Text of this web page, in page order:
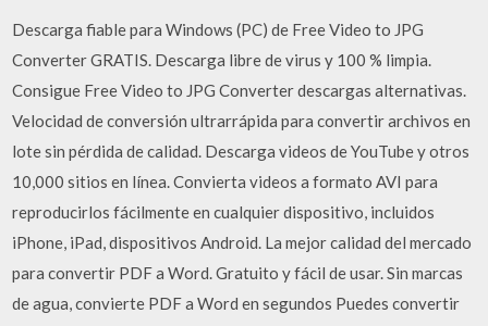
Descarga fiable para Windows (PC) de Free Video to JPG
Converter GRATIS. Descarga libre de virus y 100 % limpia.
Consigue Free Video to JPG Converter descargas alternativas.
Velocidad de conversión ultrarrápida para convertir archivos en
lote sin pérdida de calidad. Descarga videos de YouTube y otros
10,000 sitios en línea. Convierta videos a formato AVI para
reproducirlos fácilmente en cualquier dispositivo, incluidos
iPhone, iPad, dispositivos Android. La mejor calidad del mercado
para convertir PDF a Word. Gratuito y fácil de usar. Sin marcas
de agua, convierte PDF a Word en segundos Puedes convertir